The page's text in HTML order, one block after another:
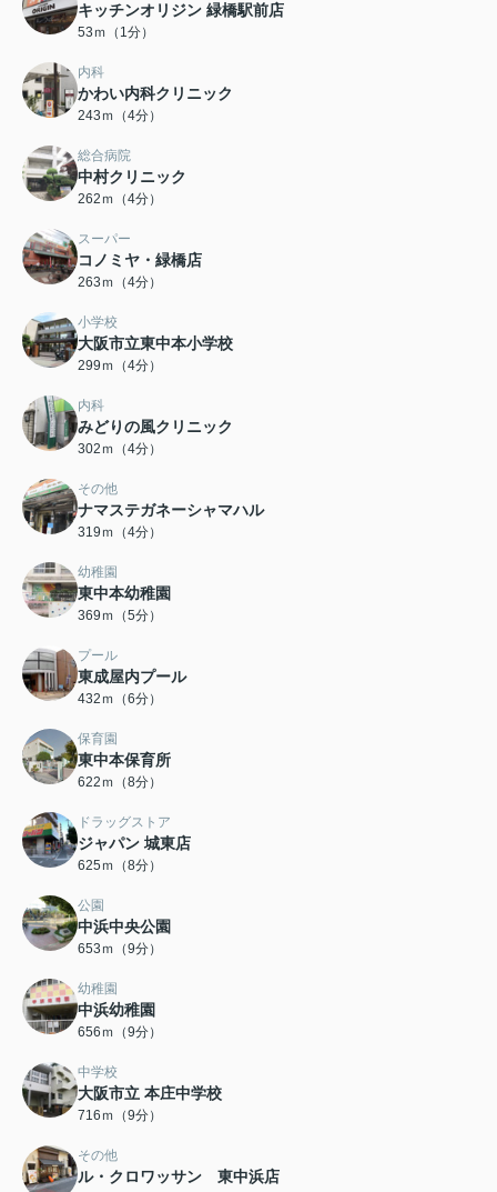
キッチンオリジン 緑橋駅前店
53ｍ（1分）
内科
かわい内科クリニック
243ｍ（4分）
総合病院
中村クリニック
262ｍ（4分）
スーパー
コノミヤ・緑橋店
263ｍ（4分）
小学校
大阪市立東中本小学校
299ｍ（4分）
内科
みどりの風クリニック
302ｍ（4分）
その他
ナマステガネーシャマハル
319ｍ（4分）
幼稚園
東中本幼稚園
369ｍ（5分）
プール
東成屋内プール
432ｍ（6分）
保育園
東中本保育所
622ｍ（8分）
ドラッグストア
ジャパン 城東店
625ｍ（8分）
公園
中浜中央公園
653ｍ（9分）
幼稚園
中浜幼稚園
656ｍ（9分）
中学校
大阪市立 本庄中学校
716ｍ（9分）
その他
ル・クロワッサン 東中浜店